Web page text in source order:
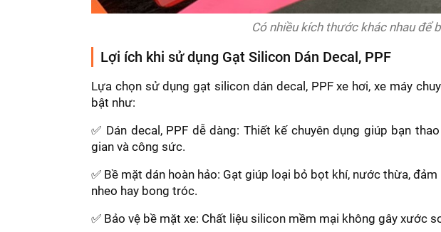
Có nhiều kích thước khác nhau để
Lợi ích khi sử dụng Gạt Silicon Dán Decal, PPF
Lựa chọn sử dụng gạt silicon dán decal, PPF xe hơi, xe máy
bật như:
✅ Dán decal, PPF dễ dàng: Thiết kế chuyên dụng giúp bạn
gian và công sức.
✅ Bề mặt dán hoàn hảo: Gạt giúp loại bỏ bọt khí, nước thừa,
nheo hay bong tróc.
✅ Bảo vệ bề mặt xe: Chất liệu silicon mềm mại không gây xước